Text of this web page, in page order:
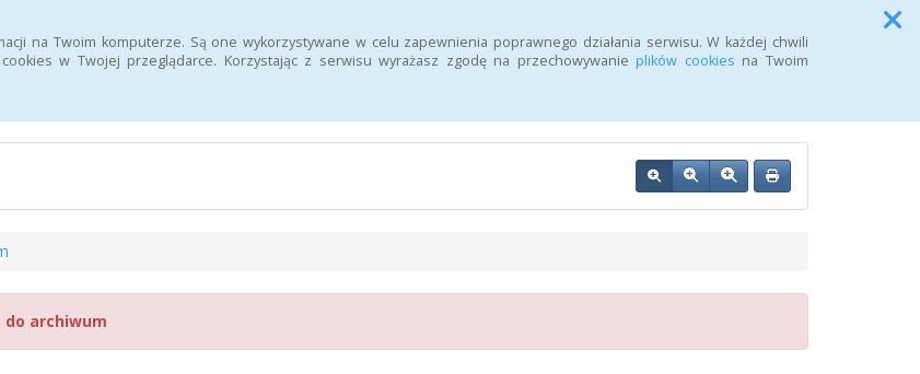
na Twoim komputerze. Są one wykorzystywane w celu zapewnienia poprawnego działania serwisu. W każdej chwili
w Twojej przeglądarce. Korzystając z serwisu wyrażasz zgodę na przechowywanie plików cookies na Twoim
do archiwum